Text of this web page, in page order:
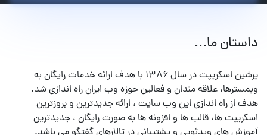
داستان ما...
پرشین اسکریپت در سال ۱۳۸۶ با هدف ارائه خدمات رایگان به
وبمسترها، علاقه مندان و فعالین حوزه وب ایران راه اندازی شد.
هدف از راه اندازی این وب سایت ، ارائه جدیدترین و بروزترین
اسکریپت ها، قالب ها و افزونه ها به صورت رایگان ، جدیدترین